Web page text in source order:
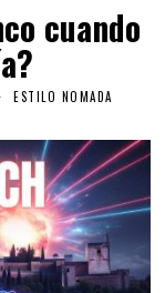
cuando
ESTILO NOMADA